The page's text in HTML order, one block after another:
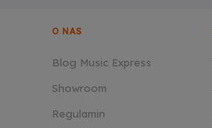
O NAS
Blog Music Express
Showroom
Regulamin